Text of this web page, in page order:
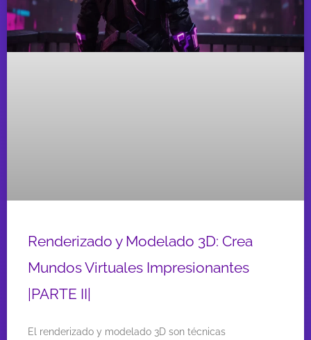
Renderizado y Modelado 3D: Crea
Mundos Virtuales Impresionantes
|PARTE II|
El renderizado y modelado 3D son técnicas